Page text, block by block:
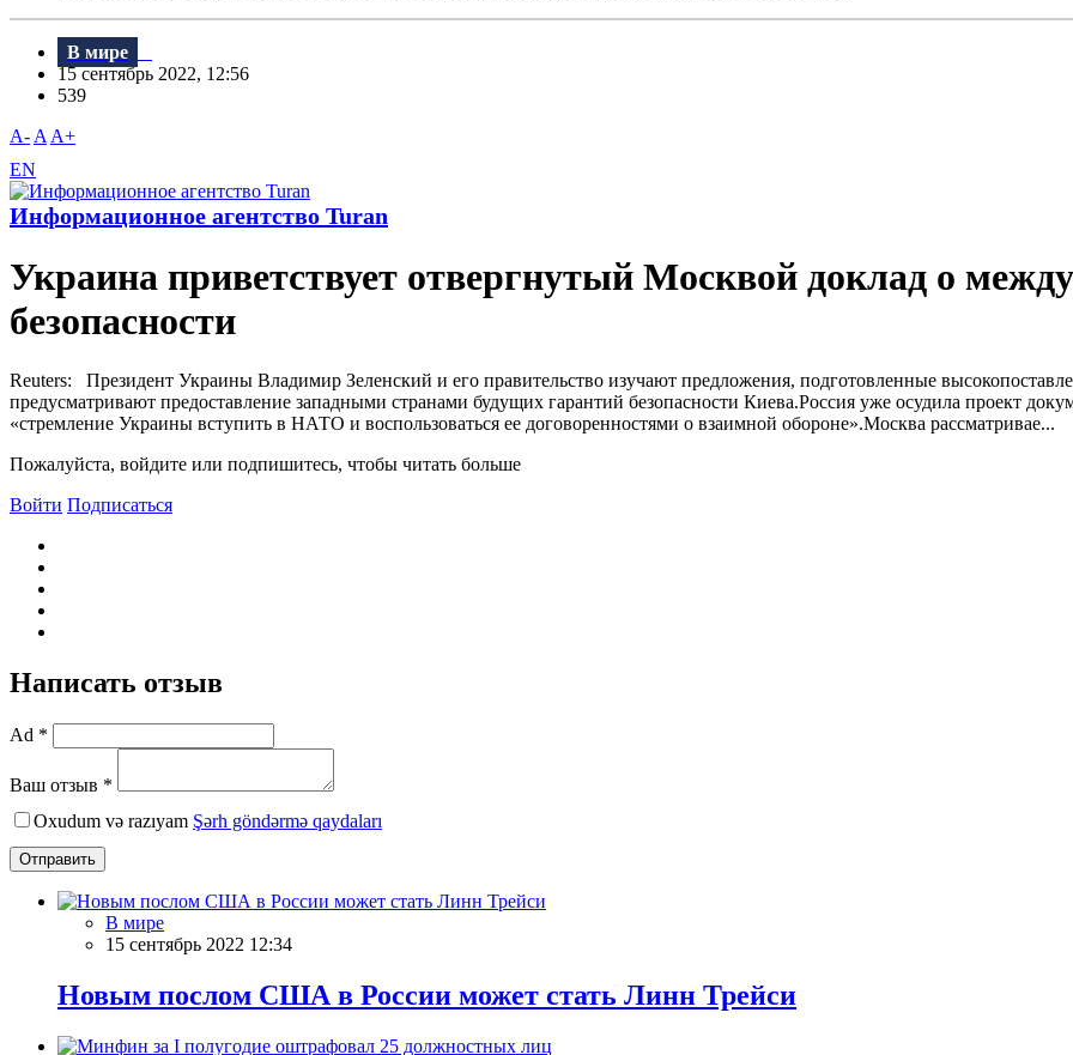
В мире
15 сентябрь 2022, 12:56
539
A- A A+
EN
Информационное агентство Turan
Украина приветствует отвергнутый Москвой доклад о
безопасности
Reuters: Президент Украины Владимир Зеленский и его правительство изучают предложения, подготовленные
предусматривают предоставление западными странами будущих гарантий безопасности Киева.Россия уже осудила проект
«стремление Украины вступить в НАТО и воспользоваться ее договоренностями о взаимной обороне».Москва рассматривае...
Пожалуйста, войдите или подпишитесь, чтобы читать больше
Войти Подписаться
Написать отзыв
Ad *
Ваш отзыв *
Oxudum və razıyam Şərh göndərmə qaydaları
Отправить
В мире
15 сентябрь 2022 12:34
Новым послом США в России может стать Линн Трейси